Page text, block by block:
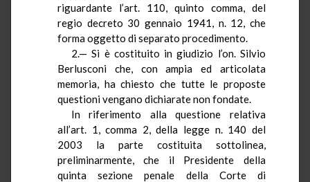
riguardante l’art. 110, quinto comma, del
regio decreto 30 gennaio 1941, n. 12, che
forma oggetto di separato procedimento.
2.— Si è costituito in giudizio l’on. Silvio
Berlusconi che, con ampia ed articolata
memoria, ha chiesto che tutte le proposte
questioni vengano dichiarate non fondate.
In riferimento alla questione relativa
all’art. 1, comma 2, della legge n. 140 del
2003 la parte costituita sottolinea,
preliminarmente, che il Presidente della
quinta sezione penale della Corte di